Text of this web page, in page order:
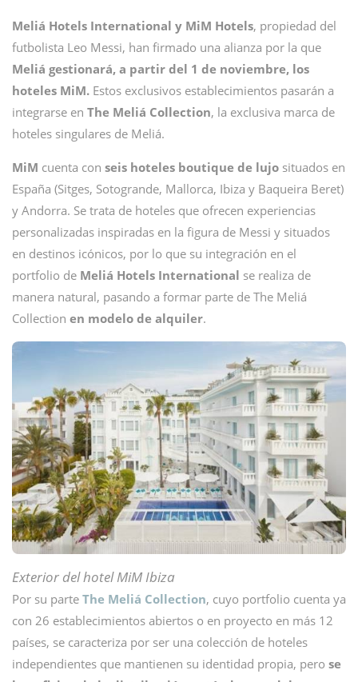
Meliá Hotels International y MiM Hotels, propiedad del
futbolista Leo Messi, han firmado una alianza por la que
Meliá gestionará, a partir del 1 de noviembre, los
hoteles MiM. Estos exclusivos establecimientos pasarán a
integrarse en The Meliá Collection, la exclusiva marca de
hoteles singulares de Meliá.
MiM cuenta con seis hoteles boutique de lujo situados en
España (Sitges, Sotogrande, Mallorca, Ibiza y Baqueira Beret)
y Andorra. Se trata de hoteles que ofrecen experiencias
personalizadas inspiradas en la figura de Messi y situados
en destinos icónicos, por lo que su integración en el
portfolio de Meliá Hotels International se realiza de
manera natural, pasando a formar parte de The Meliá
Collection en modelo de alquiler.
Exterior del hotel MiM Ibiza
Por su parte The Meliá Collection, cuyo portfolio cuenta ya
con 26 establecimientos abiertos o en proyecto en más 12
países, se caracteriza por ser una colección de hoteles
independientes que mantienen su identidad propia, pero se